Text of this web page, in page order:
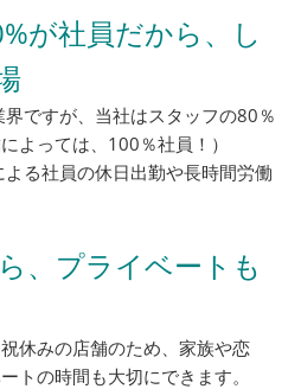
が社員だから、し
界ですが、当社はスタッフの80％
よっては、100％社員！）
よる社員の休日出勤や長時間労働
、プライベートも
休みの店舗のため、家族や恋
トの時間も大切にできます。